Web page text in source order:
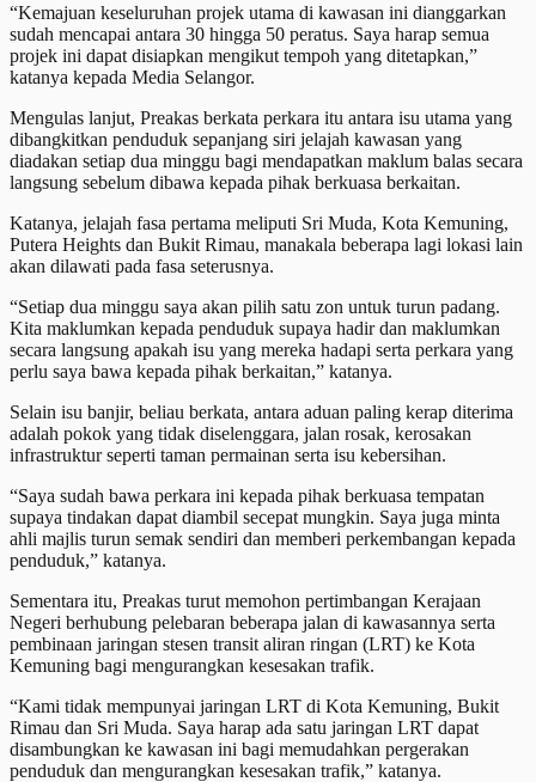
“Kemajuan keseluruhan projek utama di kawasan ini dianggarkan
sudah mencapai antara 30 hingga 50 peratus. Saya harap semua
projek ini dapat disiapkan mengikut tempoh yang ditetapkan,”
katanya kepada Media Selangor.
Mengulas lanjut, Preakas berkata perkara itu antara isu utama yang
dibangkitkan penduduk sepanjang siri jelajah kawasan yang
diadakan setiap dua minggu bagi mendapatkan maklum balas secara
langsung sebelum dibawa kepada pihak berkuasa berkaitan.
Katanya, jelajah fasa pertama meliputi Sri Muda, Kota Kemuning,
Putera Heights dan Bukit Rimau, manakala beberapa lagi lokasi lain
akan dilawati pada fasa seterusnya.
“Setiap dua minggu saya akan pilih satu zon untuk turun padang.
Kita maklumkan kepada penduduk supaya hadir dan maklumkan
secara langsung apakah isu yang mereka hadapi serta perkara yang
perlu saya bawa kepada pihak berkaitan,” katanya.
Selain isu banjir, beliau berkata, antara aduan paling kerap diterima
adalah pokok yang tidak diselenggara, jalan rosak, kerosakan
infrastruktur seperti taman permainan serta isu kebersihan.
“Saya sudah bawa perkara ini kepada pihak berkuasa tempatan
supaya tindakan dapat diambil secepat mungkin. Saya juga minta
ahli majlis turun semak sendiri dan memberi perkembangan kepada
penduduk,” katanya.
Sementara itu, Preakas turut memohon pertimbangan Kerajaan
Negeri berhubung pelebaran beberapa jalan di kawasannya serta
pembinaan jaringan stesen transit aliran ringan (LRT) ke Kota
Kemuning bagi mengurangkan kesesakan trafik.
“Kami tidak mempunyai jaringan LRT di Kota Kemuning, Bukit
Rimau dan Sri Muda. Saya harap ada satu jaringan LRT dapat
disambungkan ke kawasan ini bagi memudahkan pergerakan
penduduk dan mengurangkan kesesakan trafik,” katanya.